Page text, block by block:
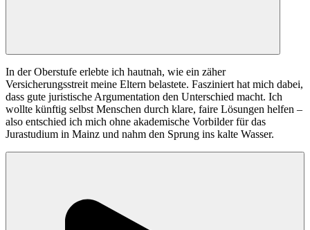
In der Oberstufe erlebte ich hautnah, wie ein zäher
Versicherungsstreit meine Eltern belastete. Fasziniert hat mich dabei,
dass gute juristische Argumentation den Unterschied macht. Ich
wollte künftig selbst Menschen durch klare, faire Lösungen helfen –
also entschied ich mich ohne akademische Vorbilder für das
Jurastudium in Mainz und nahm den Sprung ins kalte Wasser.